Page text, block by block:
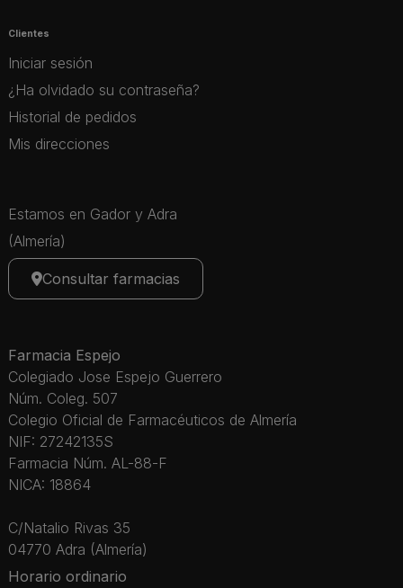
Clientes
Iniciar sesión
¿Ha olvidado su contraseña?
Historial de pedidos
Mis direcciones
Estamos en Gador y Adra
(Almería)
Consultar farmacias
Farmacia Espejo
Colegiado Jose Espejo Guerrero
Núm. Coleg. 507
Colegio Oficial de Farmacéuticos de Almería
NIF: 27242135S
Farmacia Núm. AL-88-F
NICA: 18864
C/Natalio Rivas 35
04770 Adra (Almería)
Horario ordinario